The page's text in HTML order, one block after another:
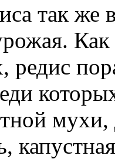
так же
Как
редис